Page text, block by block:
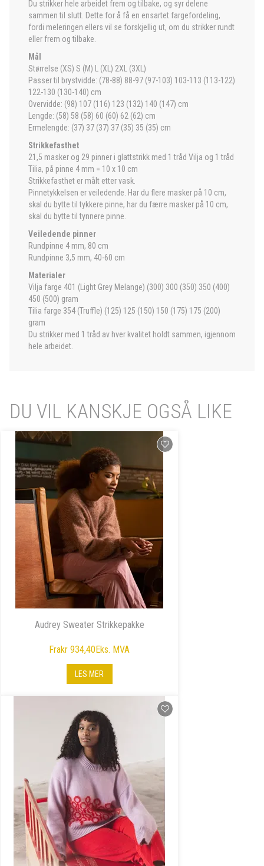
Du strikker hele arbeidet frem og tilbake, og syr delene
sammen til slutt. Dette for å få en ensartet fargefordeling,
fordi meleringen ellers vil se forskjellig ut, om du strikker rundt
eller frem og tilbake.
Mål
Størrelse (XS) S (M) L (XL) 2XL (3XL)
Passer til brystvidde: (78-88) 88-97 (97-103) 103-113 (113-122)
122-130 (130-140) cm
Overvidde: (98) 107 (116) 123 (132) 140 (147) cm
Lengde: (58) 58 (58) 60 (60) 62 (62) cm
Ermelengde: (37) 37 (37) 37 (35) 35 (35) cm
Strikkefasthet
21,5 masker og 29 pinner i glattstrikk med 1 tråd Vilja og 1 tråd
Tilia, på pinne 4 mm = 10 x 10 cm
Strikkefasthet er målt etter vask.
Pinnetykkelsen er veiledende. Har du flere masker på 10 cm,
skal du bytte til tykkere pinne, har du færre masker på 10 cm,
skal du bytte til tynnere pinne.
Veiledende pinner
Rundpinne 4 mm, 80 cm
Rundpinne 3,5 mm, 40-60 cm
Materialer
Vilja farge 401 (Light Grey Melange) (300) 300 (350) 350 (400)
450 (500) gram
Tilia farge 354 (Truffle) (125) 125 (150) 150 (175) 175 (200)
gram
Du strikker med 1 tråd av hver kvalitet holdt sammen, igjennom
hele arbeidet.
DU VIL KANSKJE OGSÅ LIKE
Audrey Sweater Strikkepakke
Frakr 934,40Eks. MVA
LES MER